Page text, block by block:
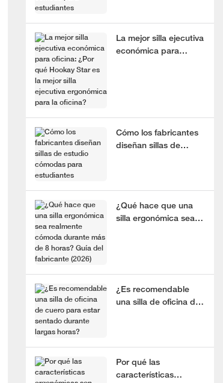
La mejor silla ejecutiva
económica para
Cómo los fabricantes
diseñan sillas de
¿Qué hace que una
silla ergonómica sea
¿Es recomendable
una silla de oficina de
Por qué las
características